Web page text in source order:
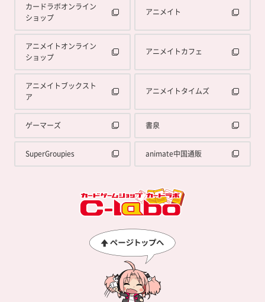
カードラボオンライン
ショップ
アニメイト
アニメイトオンライン
ショップ
アニメイトカフェ
アニメイトブックスト
ア
アニメイトタイムズ
ゲーマーズ 書泉
SuperGroupies animate中国通販